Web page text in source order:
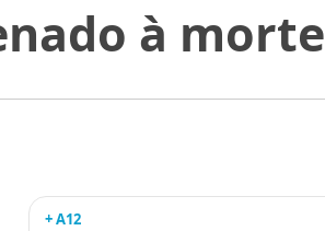
à morte
+ A12